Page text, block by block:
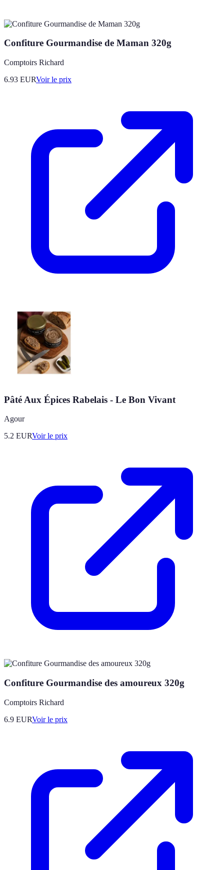
Confiture Gourmandise de Maman 320g
Comptoirs Richard
6.93 EURVoir le prix
Pâté Aux Épices Rabelais - Le Bon Vivant
Agour
5.2 EURVoir le prix
Confiture Gourmandise des amoureux 320g
Comptoirs Richard
6.9 EURVoir le prix